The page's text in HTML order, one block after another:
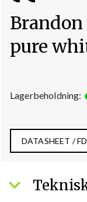
pure
Lagerbeholdning:
DATASHEET /